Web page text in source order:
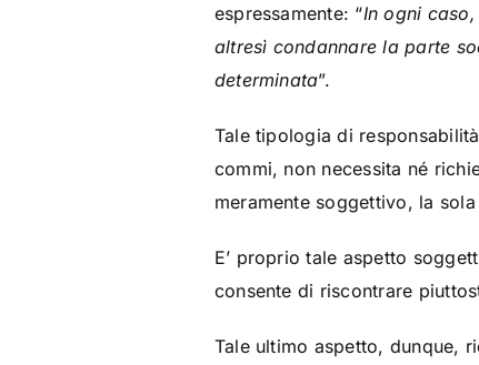
espressamente: “In ogni
altresì condannare la parte
determinata”.
Tale tipologia di
commi, non necessita né
meramente soggettivo, la
E’ proprio tale aspetto
consente di riscontrare
Tale ultimo aspetto, dunque,